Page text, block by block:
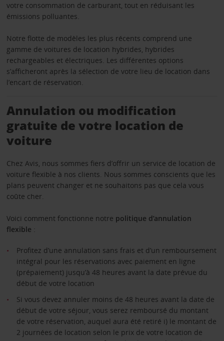
votre consommation de carburant, tout en réduisant les
émissions polluantes.
Notre flotte de modèles les plus récents comprend une
gamme de voitures de location hybrides, hybrides
rechargeables et électriques. Les différentes options
s’afficheront après la sélection de votre lieu de location dans
l’encart de réservation.
Annulation ou modification
gratuite de votre location de
voiture
Chez Avis, nous sommes fiers d’offrir un service de location de
voiture flexible à nos clients. Nous sommes conscients que les
plans peuvent changer et ne souhaitons pas que cela vous
coûte cher.
Voici comment fonctionne notre politique d’annulation
flexible :
Profitez d’une annulation sans frais et d’un remboursement
intégral pour les réservations avec paiement en ligne
(prépaiement) jusqu’à 48 heures avant la date prévue du
début de votre location
Si vous devez annuler moins de 48 heures avant la date de
début de votre séjour, vous serez remboursé du montant
de votre réservation, auquel aura été retiré i) le montant de
2 journées de location selon le prix de votre location de